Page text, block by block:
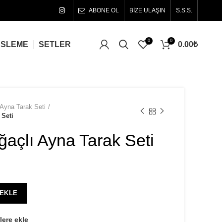
ABONE OL BİZE ULAŞIN S.S.S.
SETLER 0 0 0.00₺
Ayna Tarak Seti
Seti
Ayna Tarak Seti
ekle